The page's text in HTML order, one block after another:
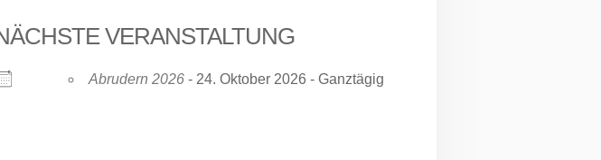
VERANSTALTUNG
Abrudern 2026 - 24. Oktober 2026 - Ganztägig